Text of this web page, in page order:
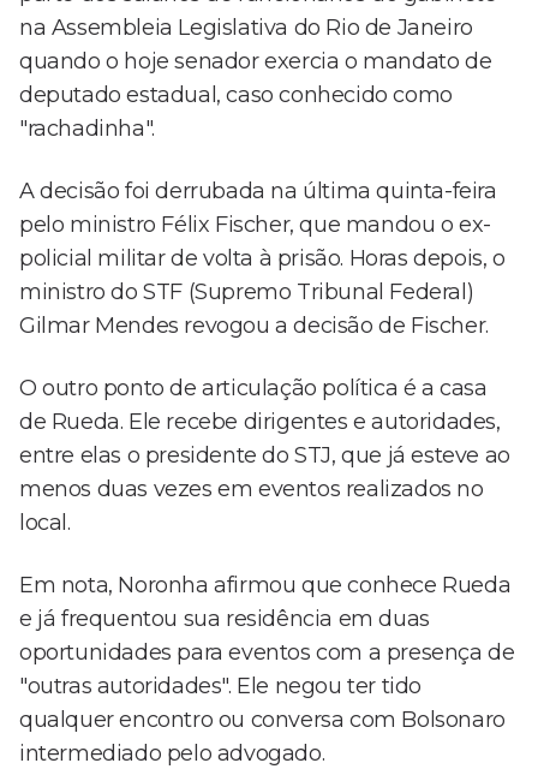
na Assembleia Legislativa do Rio de Janeiro
quando o hoje senador exercia o mandato de
deputado estadual, caso conhecido como
"rachadinha".
A decisão foi derrubada na última quinta-feira
pelo ministro Félix Fischer, que mandou o ex-
policial militar de volta à prisão. Horas depois, o
ministro do STF (Supremo Tribunal Federal)
Gilmar Mendes revogou a decisão de Fischer.
O outro ponto de articulação política é a casa
de Rueda. Ele recebe dirigentes e autoridades,
entre elas o presidente do STJ, que já esteve ao
menos duas vezes em eventos realizados no
local.
Em nota, Noronha afirmou que conhece Rueda
e já frequentou sua residência em duas
oportunidades para eventos com a presença de
"outras autoridades". Ele negou ter tido
qualquer encontro ou conversa com Bolsonaro
intermediado pelo advogado.